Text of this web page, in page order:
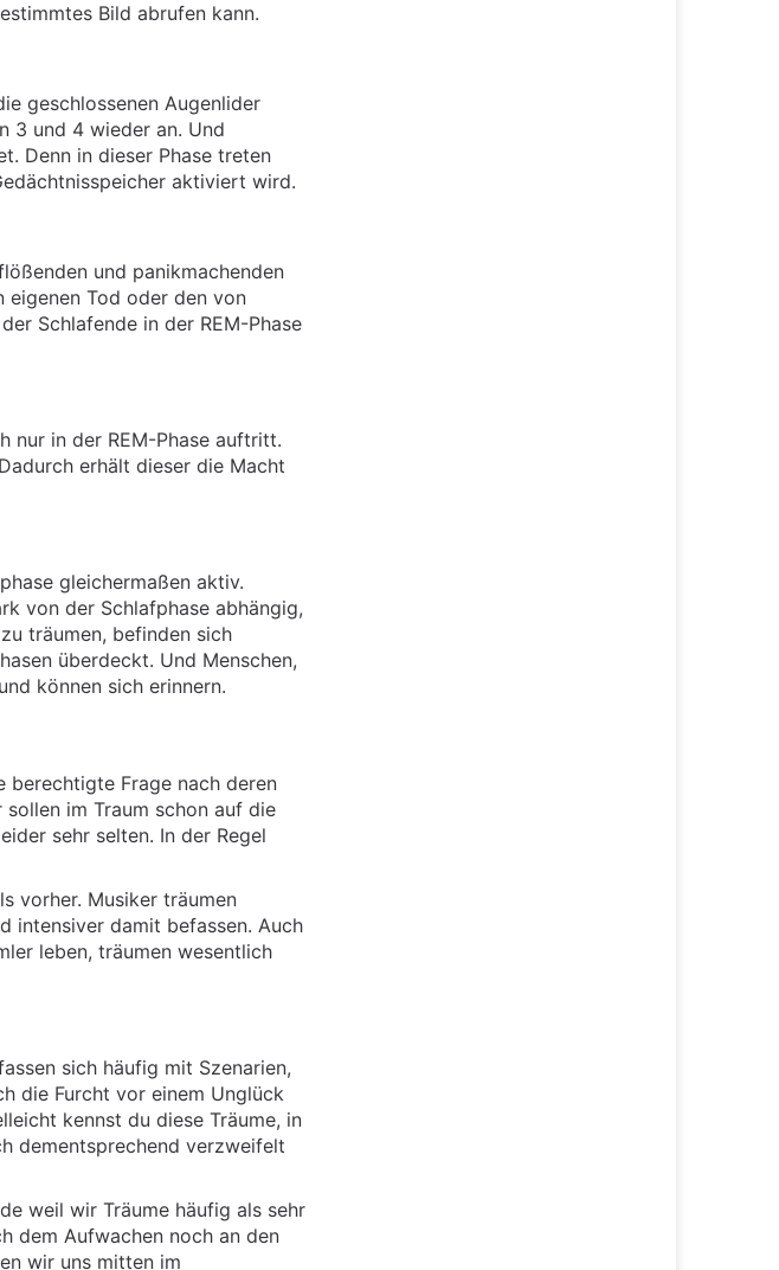
Bild abrufen kann.
geschlossenen Augenlider
3 und 4 wieder an. Und
Denn in dieser Phase treten
aktiviert wird.
und panikmachenden
eigenen Tod oder den von
Schlafende in der REM-Phase
nur in der REM-Phase auftritt.
erhält dieser die Macht
gleichermaßen aktiv.
von der Schlafphase abhängig,
träumen, befinden sich
überdeckt. Und Menschen,
können sich erinnern.
berechtigte Frage nach deren
sollen im Traum schon auf die
sehr selten. In der Regel
vorher. Musiker träumen
intensiver damit befassen. Auch
leben, träumen wesentlich
sich häufig mit Szenarien,
die Furcht vor einem Unglück
kennst du diese Träume, in
dementsprechend verzweifelt
weil wir Träume häufig als sehr
dem Aufwachen noch an den
wir uns mitten im